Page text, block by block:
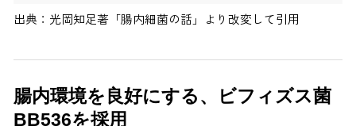
出典：光岡知足著「腸内細菌の話」より改変して引用
腸内環境を良好にする、ビフィズス菌
BB536を採用